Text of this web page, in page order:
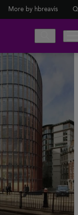
More by hbreavis